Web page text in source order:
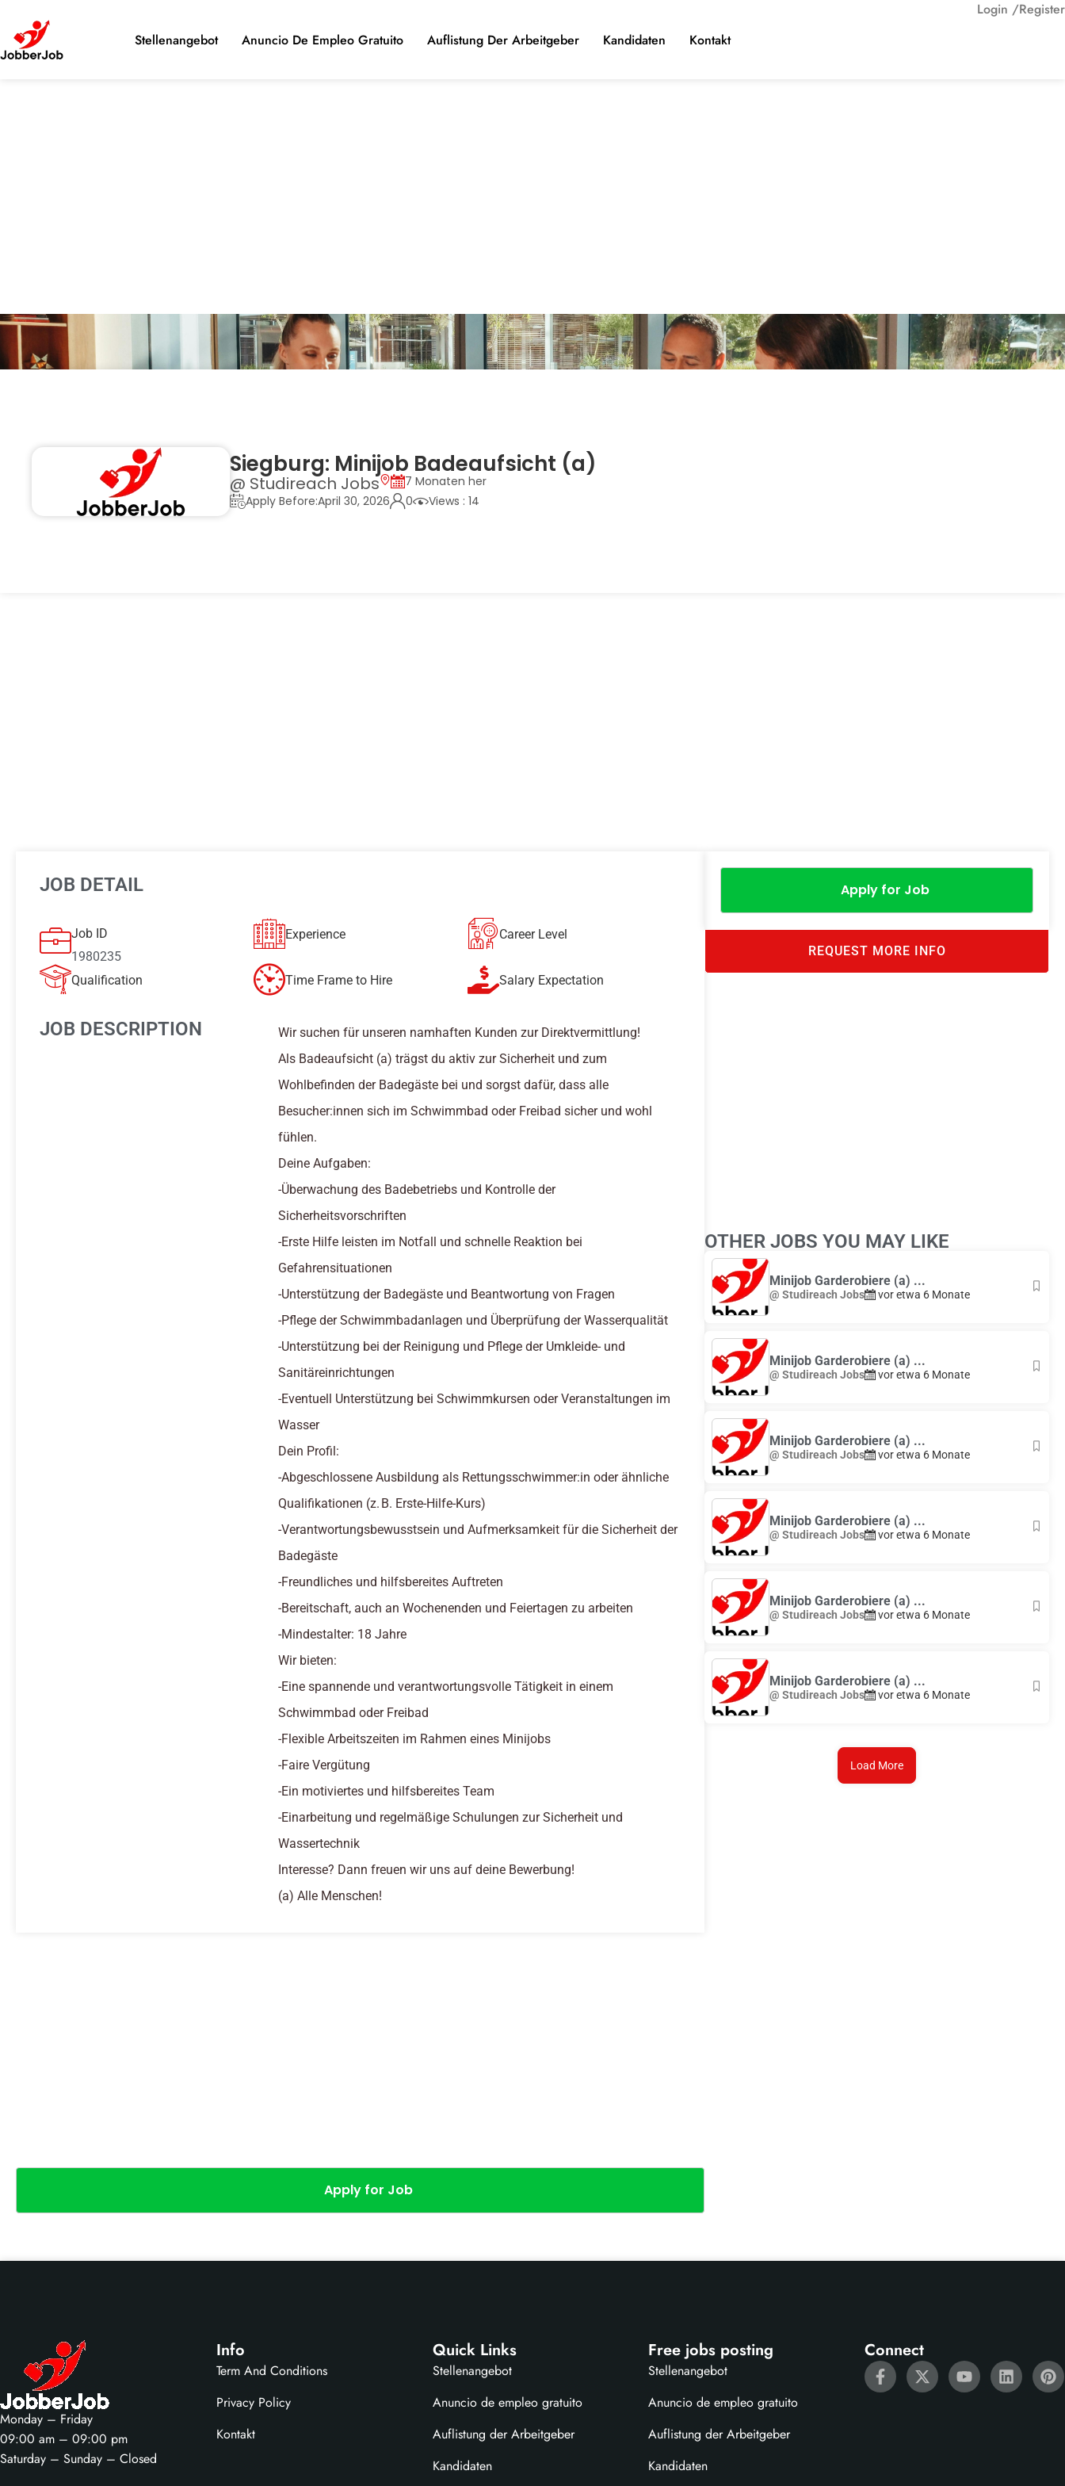
Stellenangebot Anuncio De Empleo Gratuito Auflistung Der Arbeitgeber Kandidaten Kontakt
Login /Register
Siegburg: Minijob Badeaufsicht (a)
@ Studireach Jobs
7 Monaten her
Apply Before:April 30, 2026
0 Views : 14
JOB DETAIL
Job ID
1980235
Experience Career Level
Qualification Time Frame to Hire Salary Expectation
JOB DESCRIPTION
Wir suchen für unseren namhaften Kunden zur Direktvermittlung!
Als Badeaufsicht (a) trägst du aktiv zur Sicherheit und zum
Wohlbefinden der Badegäste bei und sorgst dafür, dass alle
Besucher:innen sich im Schwimmbad oder Freibad sicher und wohl
fühlen.
Deine Aufgaben:
-Überwachung des Badebetriebs und Kontrolle der
Sicherheitsvorschriften
-Erste Hilfe leisten im Notfall und schnelle Reaktion bei
Gefahrensituationen
-Unterstützung der Badegäste und Beantwortung von Fragen
-Pflege der Schwimmbadanlagen und Überprüfung der Wasserqualität
-Unterstützung bei der Reinigung und Pflege der Umkleide- und
Sanitäreinrichtungen
-Eventuell Unterstützung bei Schwimmkursen oder Veranstaltungen im
Wasser
Dein Profil:
-Abgeschlossene Ausbildung als Rettungsschwimmer:in oder ähnliche
Qualifikationen (z. B. Erste-Hilfe-Kurs)
-Verantwortungsbewusstsein und Aufmerksamkeit für die Sicherheit der
Badegäste
-Freundliches und hilfsbereites Auftreten
-Bereitschaft, auch an Wochenenden und Feiertagen zu arbeiten
-Mindestalter: 18 Jahre
Wir bieten:
-Eine spannende und verantwortungsvolle Tätigkeit in einem
Schwimmbad oder Freibad
-Flexible Arbeitszeiten im Rahmen eines Minijobs
-Faire Vergütung
-Ein motiviertes und hilfsbereites Team
-Einarbeitung und regelmäßige Schulungen zur Sicherheit und
Wassertechnik
Interesse? Dann freuen wir uns auf deine Bewerbung!
(a) Alle Menschen!
Apply for Job
Apply for Job
REQUEST MORE INFO
+
−
OTHER JOBS YOU MAY LIKE
Minijob Garderobiere (a) ...
@ Studireach Jobs vor etwa 6 Monate
Minijob Garderobiere (a) ...
@ Studireach Jobs vor etwa 6 Monate
Minijob Garderobiere (a) ...
@ Studireach Jobs vor etwa 6 Monate
Minijob Garderobiere (a) ...
@ Studireach Jobs vor etwa 6 Monate
Minijob Garderobiere (a) ...
@ Studireach Jobs vor etwa 6 Monate
Minijob Garderobiere (a) ...
@ Studireach Jobs vor etwa 6 Monate
Load More
Monday – Friday
09:00 am – 09:00 pm
Saturday – Sunday – Closed
Info
Term And Conditions
Privacy Policy
Kontakt
Quick Links
Stellenangebot
Anuncio de empleo gratuito
Auflistung der Arbeitgeber
Kandidaten
Free jobs posting
Stellenangebot
Anuncio de empleo gratuito
Auflistung der Arbeitgeber
Kandidaten
Connect